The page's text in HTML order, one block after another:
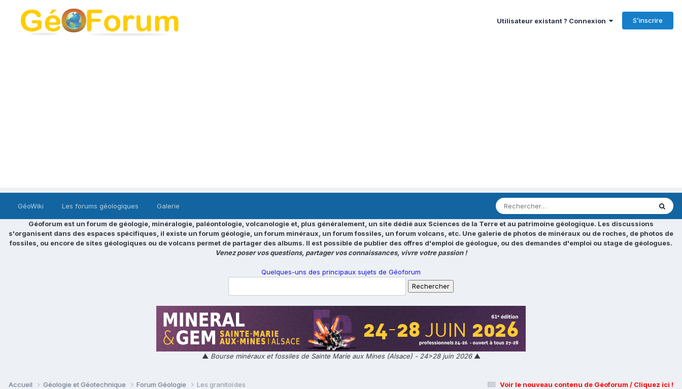
Utilisateur existant ? Connexion S’inscrire
GéoWiki Les forums géologiques Galerie
Géoforum est un forum de géologie, minéralogie, paléontologie, volcanologie et, plus généralement, un site dédié aux Sciences de la Terre et au patrimoine géologique. Les discussions
s'organisent dans des espaces spécifiques, il existe un forum géologie, un forum minéraux, un forum fossiles, un forum volcans, etc. Une galerie de photos de minéraux ou de roches, de photos de
fossiles, ou encore de sites géologiques ou de volcans permet de partager des albums. Il est possible de publier des offres d'emploi de géologue, ou des demandes d'emploi ou stage de géologues.
Venez poser vos questions, partager vos connaissances, vivre votre passion !
Quelques-uns des principaux sujets de Géoforum
▲ Bourse minéraux et fossiles de Sainte Marie aux Mines (Alsace) - 24>28 juin 2026▲
Voir le nouveau contenu de Géoforum / Cliquez ici !
Accueil Géologie et Géotechnique Forum Géologie Les granitoïdes